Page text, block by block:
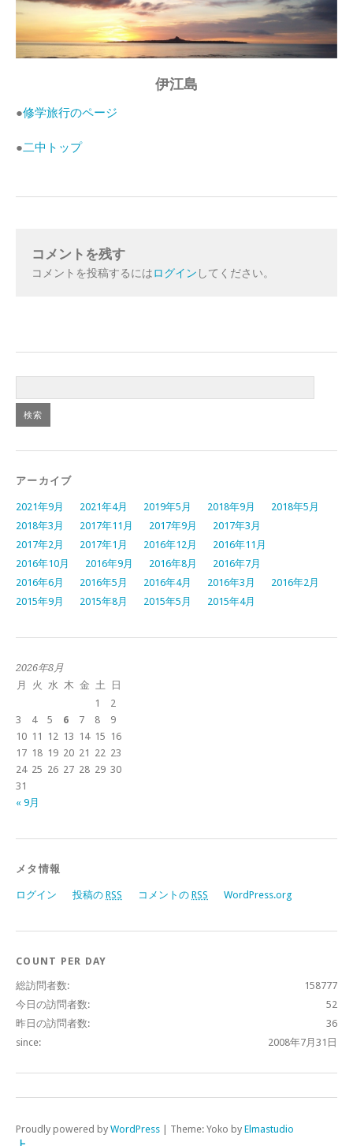
伊江島
●修学旅行のページ
●二中トップ
コメントを残す
コメントを投稿するにはログイン してください。
アーカイブ
2021年9月 2021年4月 2019年5月 2018年9月
2018年5月
2018年3月
2017年11月 2017年9月
2017年3月
2017年2月
2017年1月 2016年12月
2016年11月
2016年10月
2016年9月 2016年8月
2016年7月
2016年6月
2016年5月 2016年4月 2016年3月
2016年2月
2015年9月
2015年8月 2015年5月 2015年4月
2026年8月
月
火 水 木 金 土 日
« 9月
1
2
3
4 5 6 7 8
9
10 11 12 13 14 15 16
17 18 19 20 21 22 23
24 25 26 27 28 29 30
31
メタ情報
ログイン 投稿の RSS コメントの RSS WordPress.org
COUNT PER DAY
158777
総訪問者数:
52
今日の訪問者数:
36
昨日の訪問者数:
2008年7月31日
since:
Proudly powered by WordPress Theme: Yoko by Elmastudio